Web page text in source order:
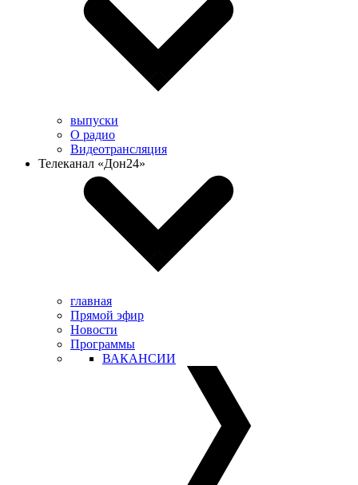
выпуски
О радио
Видеотрансляция
Телеканал «Дон24»
главная
Прямой эфир
Новости
Программы
ВАКАНСИИ